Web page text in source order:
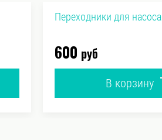
Переходники для насоса
600 руб
В корзину